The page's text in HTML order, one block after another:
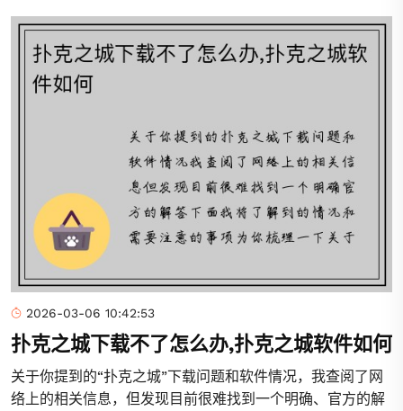
2026-03-06 10:42:53
扑克之城下载不了怎么办,扑克之城软件如何
关于你提到的“扑克之城”下载问题和软件情况，我查阅了网
络上的相关信息，但发现目前很难找到一个明确、官方的解